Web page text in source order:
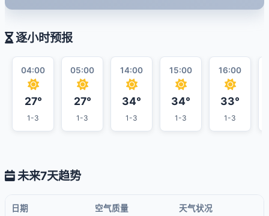
逐小时预报
04:00
27°
1-3
05:00
27°
1-3
14:00
34°
1-3
15:00
34°
1-3
16:00
33°
1-3
未来7天趋势
日期 空气质量
天气状况